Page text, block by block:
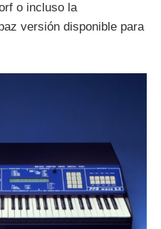
o incluso la
versión disponible para